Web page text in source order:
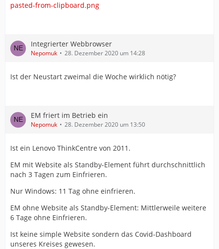
pasted-from-clipboard.png
Integrierter Webbrowser
Nepomuk 28. Dezember 2020 um 14:28
Ist der Neustart zweimal die Woche wirklich nötig?
EM friert im Betrieb ein
Nepomuk 28. Dezember 2020 um 13:50
Ist ein Lenovo ThinkCentre von 2011.
EM mit Website als Standby-Element führt durchschnittlich
nach 3 Tagen zum Einfrieren.
Nur Windows: 11 Tag ohne einfrieren.
EM ohne Website als Standby-Element: Mittlerweile weitere
6 Tage ohne Einfrieren.
Ist keine simple Website sondern das Covid-Dashboard
unseres Kreises gewesen.